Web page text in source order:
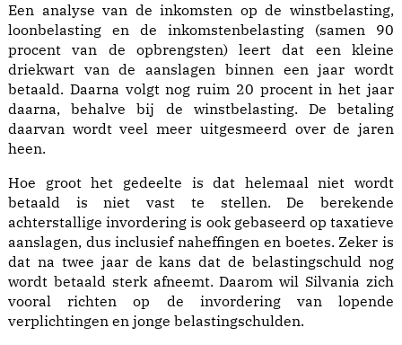
Een analyse van de inkomsten op de winstbelasting,
loonbelasting en de inkomstenbelasting (samen 90
procent van de opbrengsten) leert dat een kleine
driekwart van de aanslagen binnen een jaar wordt
betaald. Daarna volgt nog ruim 20 procent in het jaar
daarna, behalve bij de winstbelasting. De betaling
daarvan wordt veel meer uitgesmeerd over de jaren
heen.
Hoe groot het gedeelte is dat helemaal niet wordt
betaald is niet vast te stellen. De berekende
achterstallige invordering is ook gebaseerd op taxatieve
aanslagen, dus inclusief naheffingen en boetes. Zeker is
dat na twee jaar de kans dat de belastingschuld nog
wordt betaald sterk afneemt. Daarom wil Silvania zich
vooral richten op de invordering van lopende
verplichtingen en jonge belastingschulden.